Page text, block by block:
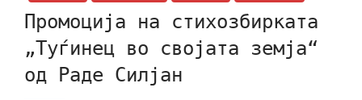
Промоција на стихозбирката
„Туѓинец во својата земја“
од Раде Силјан